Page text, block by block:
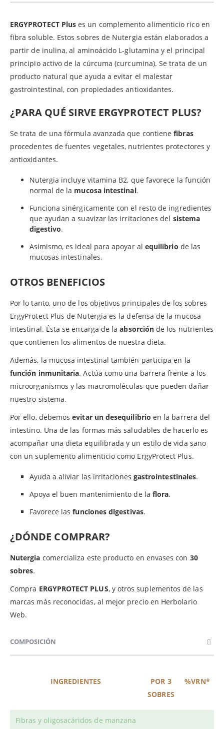
ERGYPROTECT Pluses un complemento alimenticio rico en
fibra soluble. Estos sobres de Nutergia están elaborados a
partir de inulina, al aminoácido L-glutamina y el principal
principio activo de la cúrcuma (curcumina). Se trata de un
producto natural que ayuda a evitar el malestar
gastrointestinal, con propiedades antioxidantes.
¿PARA QUÉ SIRVE ERGYPROTECT PLUS?
Se trata de una fórmula avanzada que contienefibras
procedentes de fuentes vegetales, nutrientes protectores y
antioxidantes.
Nutergia incluye vitamina B2, que favorece la función
normal de la mucosa intestinal.
Funciona sinérgicamente con el resto de ingredientes
que ayudan a suavizar las irritaciones del sistema
digestivo.
Asimismo, es ideal para apoyar al equilibrio de las
mucosas intestinales.
OTROS BENEFICIOS
Por lo tanto, uno de los objetivos principales de los sobres
ErgyProtect Plus de Nutergia es la defensa de la mucosa
intestinal. Ésta se encarga de laabsorción de los nutrientes
que contienen los alimentos de nuestra dieta.
Además, la mucosa intestinal también participa en la
función inmunitaria. Actúa como una barrera frente a los
microorganismos y las macromoléculas que pueden dañar
nuestro sistema.
Por ello, debemosevitar un desequilibrio en la barrera del
intestino. Una de las formas más saludables de hacerlo es
acompañar una dieta equilibrada y un estilo de vida sano
con un suplemento alimenticio como ErgyProtect Plus.
Ayuda a aliviar las irritaciones gastrointestinales.
Apoya el buen mantenimiento de la flora.
Favorece lasfunciones digestivas.
¿DÓNDE COMPRAR?
Nutergia comercializa este producto en envases con 30
sobres.
Compra ERGYPROTECT PLUS, y otros suplementos de las
marcas más reconocidas, al mejor precio en Herbolario
Web.
COMPOSICIÓN
INGREDIENTES
POR 3
SOBRES
%VRN*
Fibras y oligosacáridos de manzana